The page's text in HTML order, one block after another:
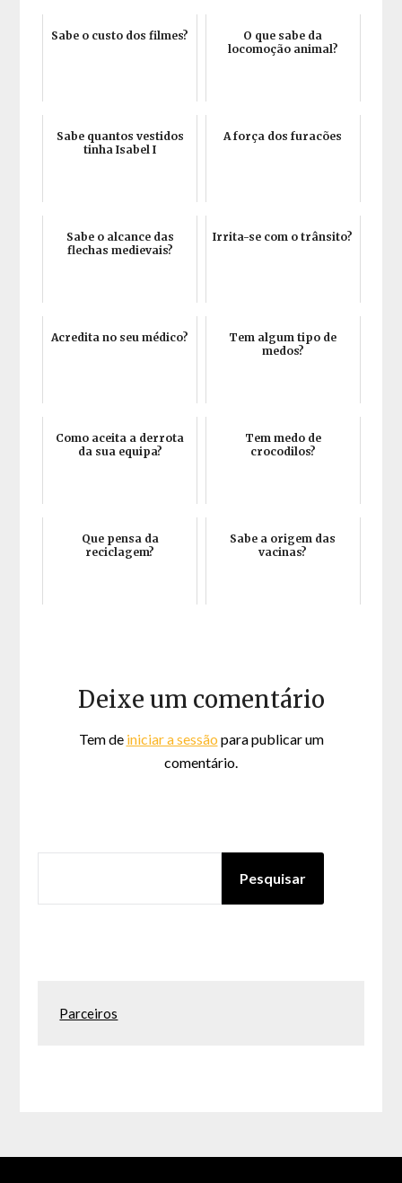
Sabe o custo dos filmes?
O que sabe da
locomoção animal?
Sabe quantos vestidos
tinha Isabel I
A força dos furacões
Sabe o alcance das
flechas medievais?
Irrita-se com o trânsito?
Acredita no seu médico?
Tem algum tipo de
medos?
Como aceita a derrota
da sua equipa?
Tem medo de
crocodilos?
Que pensa da
reciclagem?
Sabe a origem das
vacinas?
Deixe um comentário
Tem de iniciar a sessão para publicar um
comentário.
Pesquisar
Parceiros